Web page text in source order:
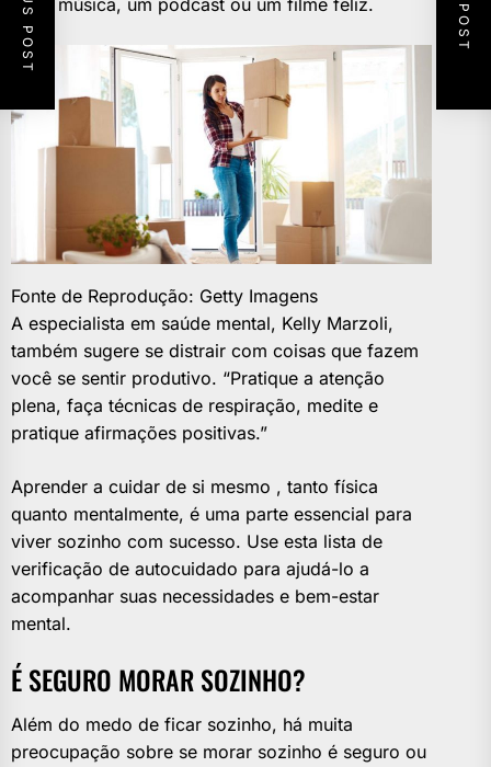
ouvir música, um podcast ou um filme feliz.
Fonte de Reprodução: Getty Imagens
A especialista em saúde mental, Kelly Marzoli,
também sugere se distrair com coisas que fazem
você se sentir produtivo. “Pratique a atenção
plena, faça técnicas de respiração, medite e
pratique afirmações positivas.”
Aprender a cuidar de si mesmo , tanto física
quanto mentalmente, é uma parte essencial para
viver sozinho com sucesso. Use esta lista de
verificação de autocuidado para ajudá-lo a
acompanhar suas necessidades e bem-estar
mental.
É SEGURO MORAR SOZINHO?
Além do medo de ficar sozinho, há muita
preocupação sobre se morar sozinho é seguro ou